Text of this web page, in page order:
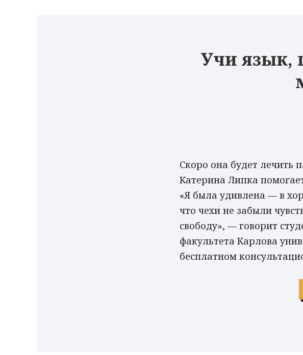
Учи язык,
Скоро она будет лечить
Катерина Липка
«Я была удивлена — в
что чехи не забыли
свободу», — говорит
факультета Карлова
бесплатном